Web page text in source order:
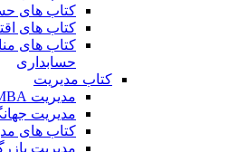
کتاب های
کتاب های
کتاب های
حسابداری
کتاب مدیریت
مدیریت MBA
مدیریت
کتاب های
مدیریت